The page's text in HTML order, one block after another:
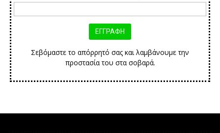
Σεβόμαστε το απόρρητό σας και λαμβάνουμε την
προστασία του στα σοβαρά.